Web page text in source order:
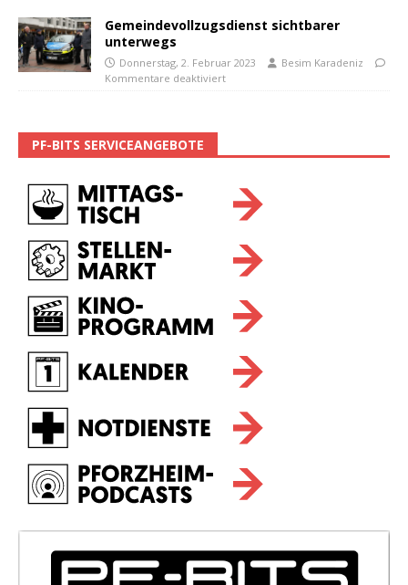
Gemeindevollzugsdienst sichtbarer
unterwegs
Donnerstag, 2. Februar 2023
Besim Karadeniz
Kommentare deaktiviert
PF-BITS SERVICEANGEBOTE